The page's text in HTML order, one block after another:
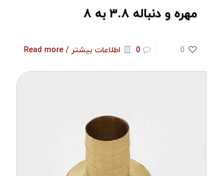
مهره و دنباله ۳.۸ به ۸
0
0 اطلاعات بیشتر / Read more